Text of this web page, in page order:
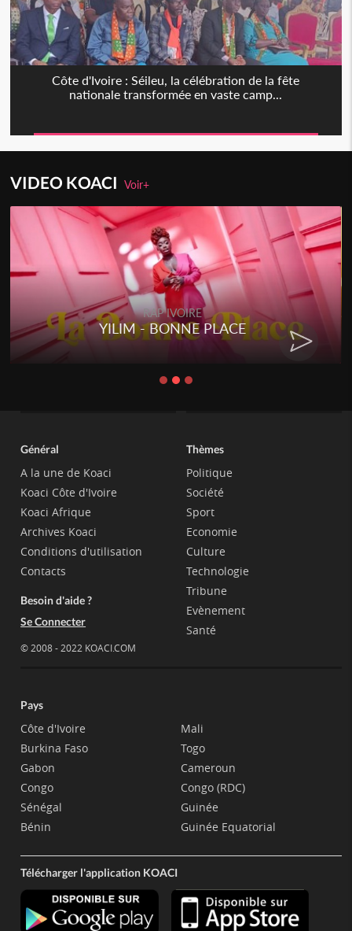
Côte d'Ivoire : Séileu, la célébration de la fête
nationale transformée en vaste camp...
VIDEO KOACIVoir+
RAP IVOIRE
YILIM - BONNE PLACE
Général
A la une de Koaci
Koaci Côte d'Ivoire
Koaci Afrique
Archives Koaci
Conditions d'utilisation
Contacts
Besoin d'aide ?
Se Connecter
© 2008 - 2022 KOACI.COM
Thèmes
Politique
Société
Sport
Economie
Culture
Technologie
Tribune
Evènement
Santé
Pays
Côte d'Ivoire
Burkina Faso
Gabon
Congo
Sénégal
Bénin
Mali
Togo
Cameroun
Congo (RDC)
Guinée
Guinée Equatorial
Télécharger l'application KOACI